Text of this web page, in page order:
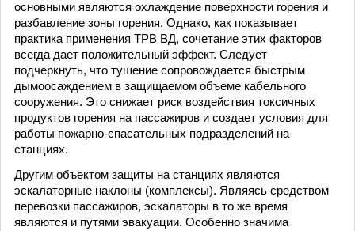
основными являются охлаждение поверхности горения и
разбавление зоны горения. Однако, как показывает
практика применения ТРВ ВД, сочетание этих факторов
всегда дает положительный эффект. Следует
подчеркнуть, что тушение сопровождается быстрым
дымоосаждением в защищаемом объеме кабельного
сооружения. Это снижает риск воздействия токсичных
продуктов горения на пассажиров и создает условия для
работы пожарно-спасательных подразделений на
станциях.
Другим объектом защиты на станциях являются
эскалаторные наклоны (комплексы). Являясь средством
перевозки пассажиров, эскалаторы в то же время
являются и путями эвакуации. Особенно значима